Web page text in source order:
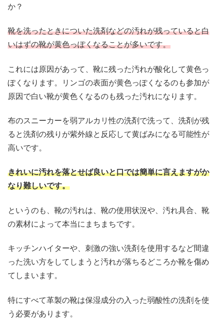
か？
靴を洗ったときについた洗剤などの汚れが残っていると白
いはずの靴が黄色っぽくなることが多いです。
これには原因があって、靴に残った汚れが酸化して黄色っ
ぽくなります。リンゴの表面が黄色っぽくなるのも参加が
原因で白い靴が黄色くなるのも残った汚れになります。
布のスニーカーを弱アルカリ性の洗剤で洗って、洗剤が残
ると洗剤の残りが紫外線と反応して黄ばみになる可能性が
高いです。
きれいに汚れを落とせば良いと口では簡単に言えますがか
なり難しいです。
というのも、靴の汚れは、靴の使用状況や、汚れ具合、靴
の素材によって本当にまちまちです。
キッチンハイターや、刺激の強い洗剤を使用するなど間違
った洗い方をしてしまうと汚れが落ちるどころか靴を傷め
てしまいます。
特にすべて革製の靴は保湿成分の入った弱酸性の洗剤を使
う必要があります。